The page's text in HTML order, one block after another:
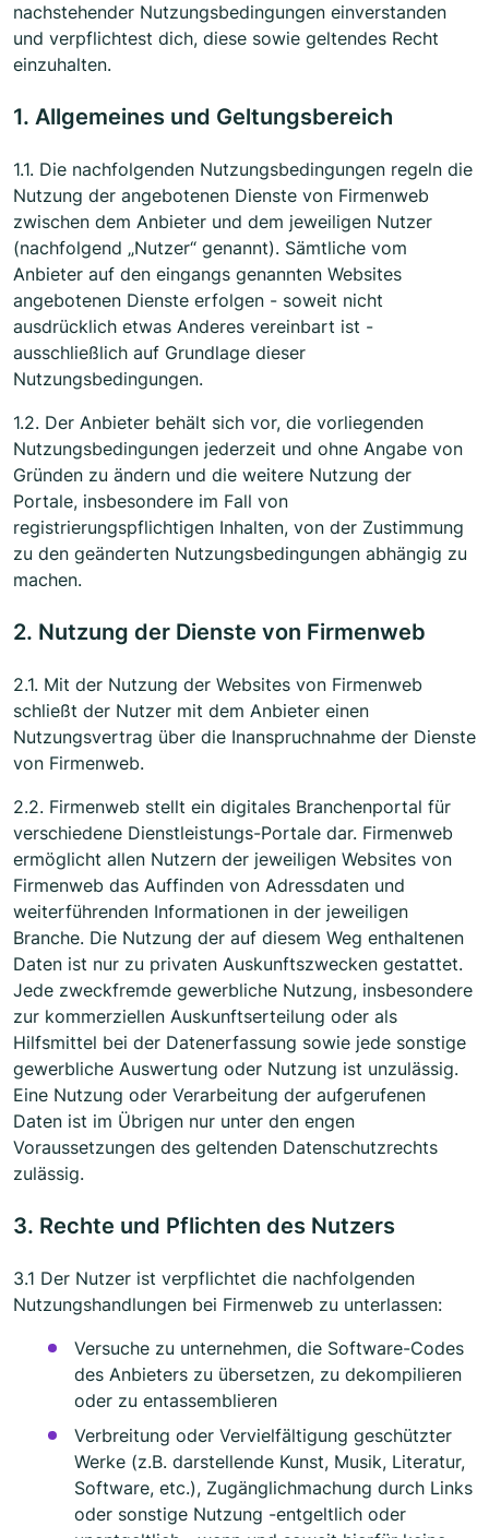
nachstehender Nutzungsbedingungen einverstanden
und verpflichtest dich, diese sowie geltendes Recht
einzuhalten.
1. Allgemeines und Geltungsbereich
1.1. Die nachfolgenden Nutzungsbedingungen regeln die
Nutzung der angebotenen Dienste von Firmenweb
zwischen dem Anbieter und dem jeweiligen Nutzer
(nachfolgend „Nutzer“ genannt). Sämtliche vom
Anbieter auf den eingangs genannten Websites
angebotenen Dienste erfolgen - soweit nicht
ausdrücklich etwas Anderes vereinbart ist -
ausschließlich auf Grundlage dieser
Nutzungsbedingungen.
1.2. Der Anbieter behält sich vor, die vorliegenden
Nutzungsbedingungen jederzeit und ohne Angabe von
Gründen zu ändern und die weitere Nutzung der
Portale, insbesondere im Fall von
registrierungspflichtigen Inhalten, von der Zustimmung
zu den geänderten Nutzungsbedingungen abhängig zu
machen.
2. Nutzung der Dienste von Firmenweb
2.1. Mit der Nutzung der Websites von Firmenweb
schließt der Nutzer mit dem Anbieter einen
Nutzungsvertrag über die Inanspruchnahme der Dienste
von Firmenweb.
2.2. Firmenweb stellt ein digitales Branchenportal für
verschiedene Dienstleistungs-Portale dar. Firmenweb
ermöglicht allen Nutzern der jeweiligen Websites von
Firmenweb das Auffinden von Adressdaten und
weiterführenden Informationen in der jeweiligen
Branche. Die Nutzung der auf diesem Weg enthaltenen
Daten ist nur zu privaten Auskunftszwecken gestattet.
Jede zweckfremde gewerbliche Nutzung, insbesondere
zur kommerziellen Auskunftserteilung oder als
Hilfsmittel bei der Datenerfassung sowie jede sonstige
gewerbliche Auswertung oder Nutzung ist unzulässig.
Eine Nutzung oder Verarbeitung der aufgerufenen
Daten ist im Übrigen nur unter den engen
Voraussetzungen des geltenden Datenschutzrechts
zulässig.
3. Rechte und Pflichten des Nutzers
3.1 Der Nutzer ist verpflichtet die nachfolgenden
Nutzungshandlungen bei Firmenweb zu unterlassen:
Versuche zu unternehmen, die Software-Codes
des Anbieters zu übersetzen, zu dekompilieren
oder zu entassemblieren
Verbreitung oder Vervielfältigung geschützter
Werke (z.B. darstellende Kunst, Musik, Literatur,
Software, etc.), Zugänglichmachung durch Links
oder sonstige Nutzung -entgeltlich oder